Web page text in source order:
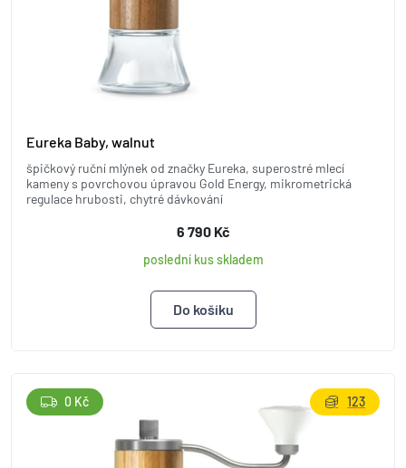
Eureka Baby, walnut
špičkový ruční mlýnek od značky Eureka, superostré mlecí
kameny s povrchovou úpravou Gold Energy, mikrometrická
regulace hrubosti, chytré dávkování
6 790 Kč
poslední kus skladem
0 Kč 123